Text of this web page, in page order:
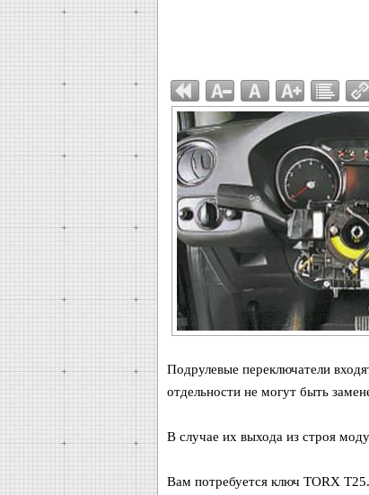
Подрулевые переключатели
отдельности не могут быть
В случае их выхода из строя
Вам потребуется ключ TORX T25.